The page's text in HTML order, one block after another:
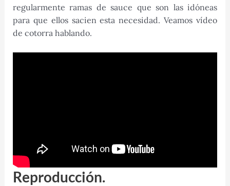
regularmente ramas de sauce que son las idóneas
para que ellos sacien esta necesidad. Veamos vídeo
de cotorra hablando.
Reproducción.